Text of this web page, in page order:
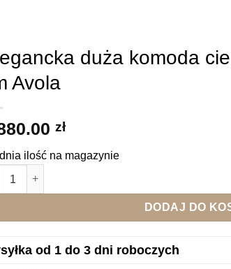
duża komoda
Avola
zł
ilość na magazynie
DODAJ DO
od 1 do 3 dni roboczych